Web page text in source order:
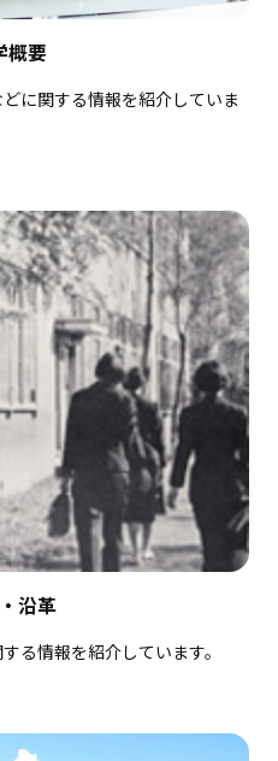
概要
に関する情報を紹介していま
沿革
る情報を紹介しています。